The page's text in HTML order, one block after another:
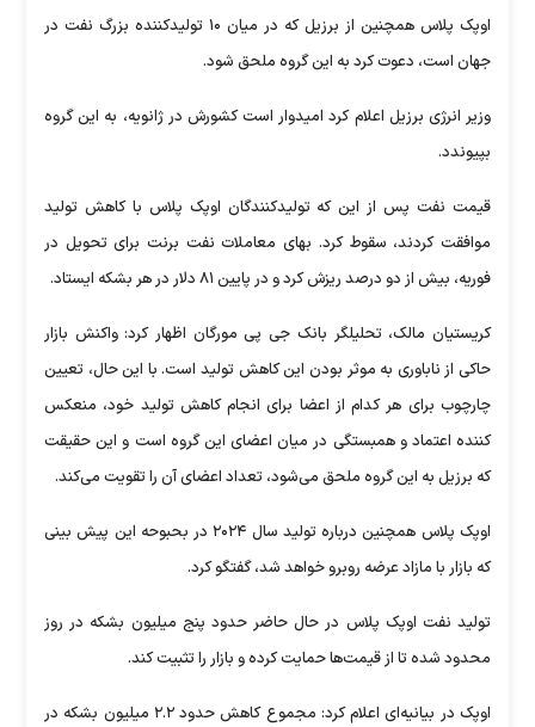
اوپک پلاس همچنین از برزیل که در میان ۱۰ تولیدکننده بزرگ نفت در
جهان است، دعوت کرد به این گروه ملحق شود.
وزیر انرژی برزیل اعلام کرد امیدوار است کشورش در ژانویه، به این گروه
بپیوندد.
قیمت نفت پس از این که تولیدکنندگان اوپک پلاس با کاهش تولید
موافقت کردند، سقوط کرد. بهای معاملات نفت برنت برای تحویل در
فوریه، بیش از دو درصد ریزش کرد و در پایین ۸۱ دلار در هر بشکه ایستاد.
کریستیان مالک، تحلیلگر بانک جی پی مورگان اظهار کرد: واکنش بازار
حاکی از ناباوری به موثر بودن این کاهش تولید است. با این حال، تعیین
چارچوب برای هر کدام از اعضا برای انجام کاهش تولید خود، منعکس
کننده اعتماد و همبستگی در میان اعضای این گروه است و این حقیقت
که برزیل به این گروه ملحق می‌شود، تعداد اعضای آن را تقویت می‌کند.
اوپک پلاس همچنین درباره تولید سال ۲۰۲۴ در بحبوحه این پیش بینی
که بازار با مازاد عرضه روبرو خواهد شد، گفتگو کرد.
تولید نفت اوپک پلاس در حال حاضر حدود پنج میلیون بشکه در روز
محدود شده تا از قیمت‌ها حمایت کرده و بازار را تثبیت کند.
اوپک در بیانیه‌ای اعلام کرد: مجموع کاهش حدود ۲.۲ میلیون بشکه در